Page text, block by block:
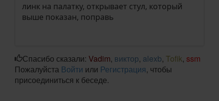
линк на палатку, открывает стул, который
выше показан, поправь
Спасибо сказали: Vadim, виктор, alexb, Tofik, ssm
Пожалуйста Войти или Регистрация, чтобы
присоединиться к беседе.